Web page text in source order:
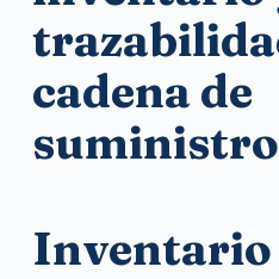
cadena de
suministro
Inventario